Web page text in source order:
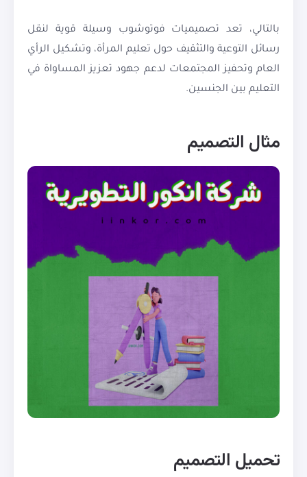
بالتالي، تعد تصميميات فوتوشوب وسيلة قوية لنقل
رسائل التوعية والتثقيف حول تعليم المرأة، وتشكيل الرأي
العام وتحفيز المجتمعات لدعم جهود تعزيز المساواة في
التعليم بين الجنسين.
مثال التصميم
تحميل التصميم